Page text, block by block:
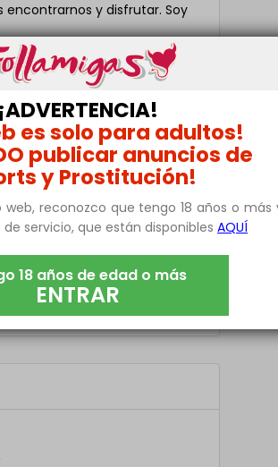
y disfrutar. Soy
busco nuevas experiencias
conectar con personas y
en emocionantes
¡ADVERTENCIA!
es solo para adultos!
publicar anuncios de
y Prostitución!
reconozco que tengo 18 años o más
servicio, que están disponibles AQUÍ
18 años de edad o más
ENTRAR